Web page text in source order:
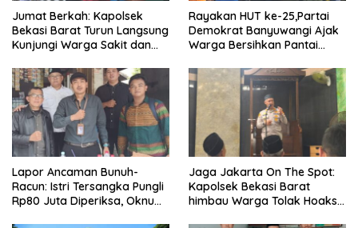
Jumat Berkah: Kapolsek
Bekasi Barat Turun Langsung
Kunjungi Warga Sakit dan
Rayakan HUT ke-25,Partai
Demokrat Banyuwangi Ajak
Warga Bersihkan Pantai
Lapor Ancaman Bunuh-
Racun: Istri Tersangka Pungli
Rp80 Juta Diperiksa, Oknum
Jaga Jakarta On The Spot:
Kapolsek Bekasi Barat
himbau Warga Tolak Hoaks